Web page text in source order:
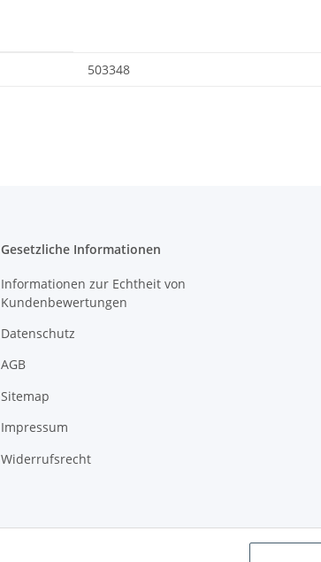
503348
Gesetzliche Informationen
Informationen zur Echtheit von
Kundenbewertungen
Datenschutz
AGB
Sitemap
Impressum
Widerrufsrecht